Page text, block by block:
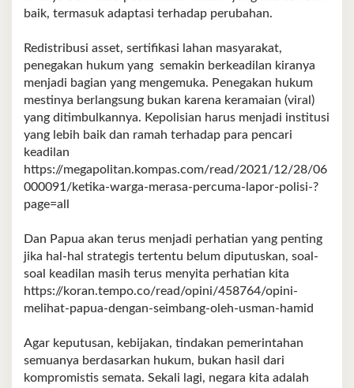
baik, termasuk adaptasi terhadap perubahan.
Redistribusi asset, sertifikasi lahan masyarakat,
penegakan hukum yang semakin berkeadilan kiranya
menjadi bagian yang mengemuka. Penegakan hukum
mestinya berlangsung bukan karena keramaian (viral)
yang ditimbulkannya. Kepolisian harus menjadi institusi
yang lebih baik dan ramah terhadap para pencari
keadilan
https://megapolitan.kompas.com/read/2021/12/28/06
000091/ketika-warga-merasa-percuma-lapor-polisi-?
page=all
Dan Papua akan terus menjadi perhatian yang penting
jika hal-hal strategis tertentu belum diputuskan, soal-
soal keadilan masih terus menyita perhatian kita
https://koran.tempo.co/read/opini/458764/opini-
melihat-papua-dengan-seimbang-oleh-usman-hamid
Agar keputusan, kebijakan, tindakan pemerintahan
semuanya berdasarkan hukum, bukan hasil dari
kompromistis semata. Sekali lagi, negara kita adalah